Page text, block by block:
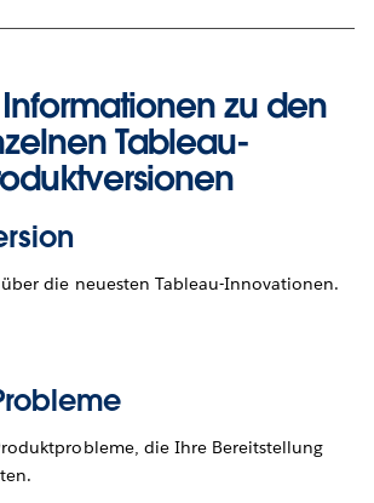
zu den
Tableau-
die neuesten Tableau-Innovationen.
die Ihre Bereitstellung